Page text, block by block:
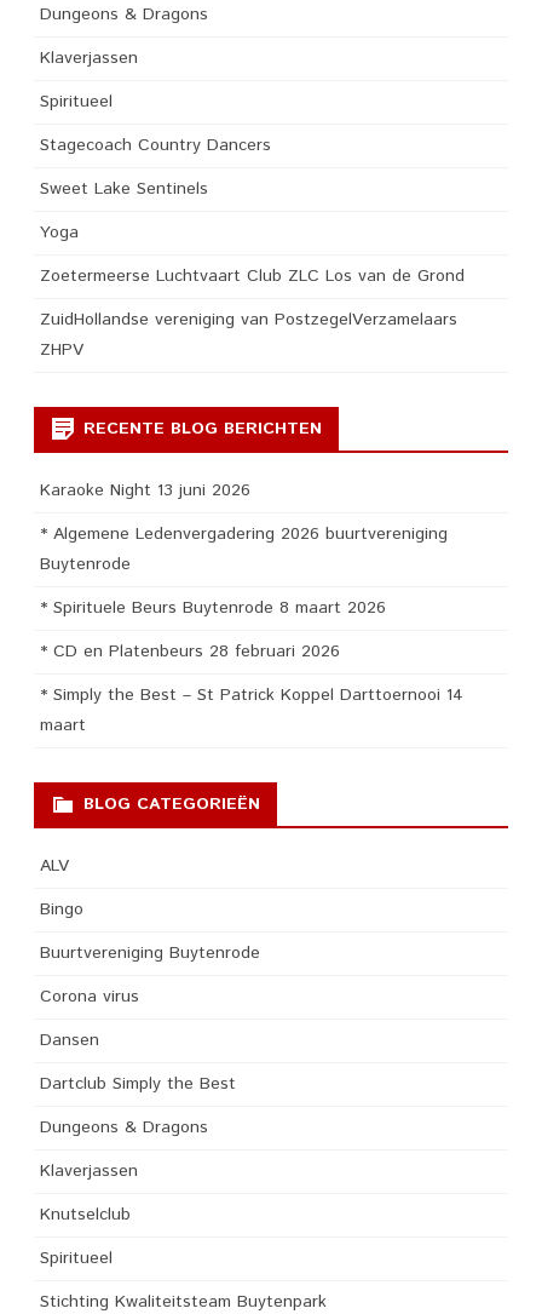
Dungeons & Dragons
Klaverjassen
Spiritueel
Stagecoach Country Dancers
Sweet Lake Sentinels
Yoga
Zoetermeerse Luchtvaart Club ZLC Los van de Grond
ZuidHollandse vereniging van PostzegelVerzamelaars
ZHPV
RECENTE BLOG BERICHTEN
Karaoke Night 13 juni 2026
* Algemene Ledenvergadering 2026 buurtvereniging
Buytenrode
* Spirituele Beurs Buytenrode 8 maart 2026
* CD en Platenbeurs 28 februari 2026
* Simply the Best – St Patrick Koppel Darttoernooi 14
maart
BLOG CATEGORIEËN
ALV
Bingo
Buurtvereniging Buytenrode
Corona virus
Dansen
Dartclub Simply the Best
Dungeons & Dragons
Klaverjassen
Knutselclub
Spiritueel
Stichting Kwaliteitsteam Buytenpark